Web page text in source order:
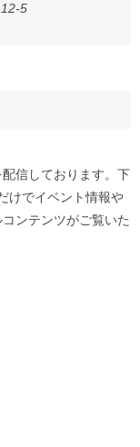
5
信しております。下
けでイベント情報や
ンテンツがご覧いた